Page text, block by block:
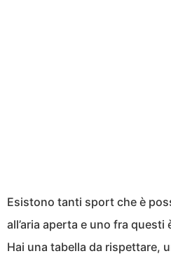
Esistono tanti sport che è
all’aria aperta e uno fra
Hai una tabella da rispettare,